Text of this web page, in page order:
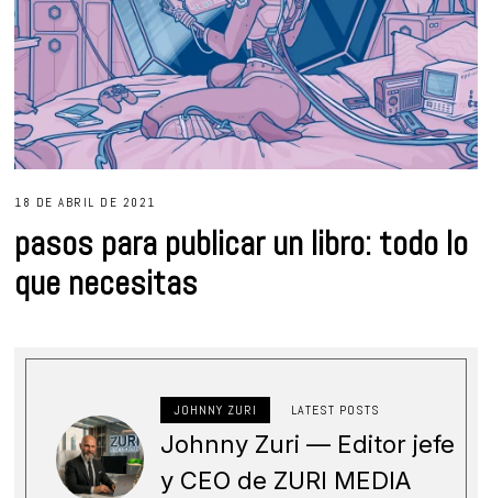
18 DE ABRIL DE 2021
pasos para publicar un libro: todo lo
que necesitas
JOHNNY ZURI LATEST POSTS
Johnny Zuri — Editor jefe
y CEO de ZURI MEDIA